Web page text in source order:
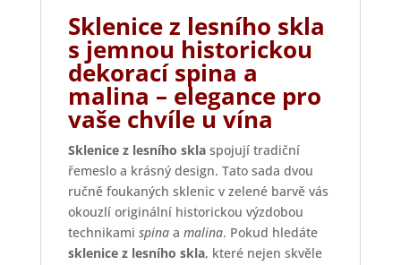
Sklenice z lesního skla
s jemnou historickou
dekorací spina a
malina – elegance pro
vaše chvíle u vína
Sklenice z lesního sklaspojují tradiční
řemeslo a krásný design. Tato sada dvou
ručně foukaných sklenic v zelené barvě vás
okouzlí originální historickou výzdobou
technikami spinaa malina. Pokud hledáte
sklenice z lesního skla, které nejen skvěle